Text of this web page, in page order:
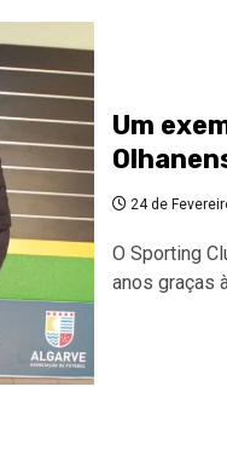
Um
24 de
O Sporting
anos graças